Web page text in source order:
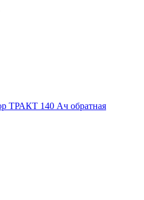
ТРАКТ 140 Ач обратная